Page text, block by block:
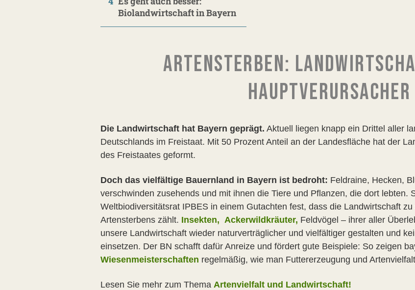
Biolandwirtschaft in Bayern
ARTENSTERBEN:
HAUPTVERURSACHER
Die Landwirtschaft hat Bayern geprägt. Aktuell liegen knapp ein Drittel aller
Deutschlands im Freistaat. Mit 50 Prozent Anteil an der Landesfläche hat der
des Freistaates geformt.
Doch das vielfältige Bauernland in Bayern ist bedroht: Feldraine, Hecken,
verschwinden zusehends und mit ihnen die Tiere und Pflanzen, die dort lebten.
Weltbiodiversitätsrat IPBES in einem Gutachten fest, dass die Landwirtschaft
Artensterbens zählt. Insekten, Ackerwildkräuter, Feldvögel – ihrer aller
unsere Landwirtschaft wieder naturverträglicher und vielfältiger gestalten und
einsetzen. Der BN schafft dafür Anreize und fördert gute Beispiele: So zeigen
Wiesenmeisterschaften regelmäßig, wie man Futtererzeugung und
Lesen Sie mehr zum Thema Artenvielfalt und Landwirtschaft!